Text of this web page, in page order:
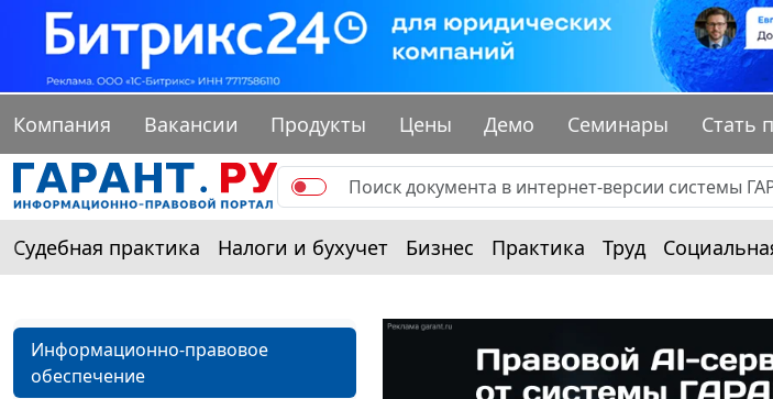
Компания Вакансии Продукты Цены Демо Семинары Стать
Судебная практика Налоги и бухучет Бизнес Практика Труд
Информационно-правовое
обеспечение